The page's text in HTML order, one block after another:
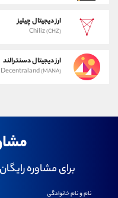
ارز دیجیتال چیلیز
Chiliz(CHZ)
ارز دیجیتال دسنترالند
Decentraland(MANA)
برای مشاوره
نام و نام خانوادگی